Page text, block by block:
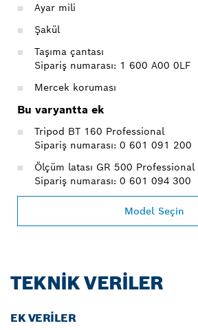
Ayar mili
Şakül
Taşıma çantası
Sipariş numarası: 1 600 A00 0LF
Mercek koruması
Bu varyantta ek
Tripod BT 160 Professional
Sipariş numarası: 0 601 091 200
Ölçüm latası GR 500 Professional
Sipariş numarası: 0 601 094 300
Model Seçin
TEKNIK VERILER
EK VERILER